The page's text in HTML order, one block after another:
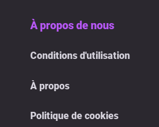
À propos de nous
Conditions d'utilisation
À propos
Politique de cookies